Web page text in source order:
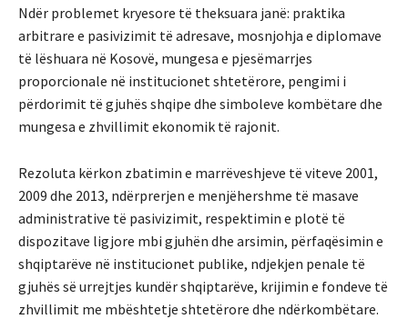
Ndër problemet kryesore të theksuara janë: praktika
arbitrare e pasivizimit të adresave, mosnjohja e diplomave
të lëshuara në Kosovë, mungesa e pjesëmarrjes
proporcionale në institucionet shtetërore, pengimi i
përdorimit të gjuhës shqipe dhe simboleve kombëtare dhe
mungesa e zhvillimit ekonomik të rajonit.
Rezoluta kërkon zbatimin e marrëveshjeve të viteve 2001,
2009 dhe 2013, ndërprerjen e menjëhershme të masave
administrative të pasivizimit, respektimin e plotë të
dispozitave ligjore mbi gjuhën dhe arsimin, përfaqësimin e
shqiptarëve në institucionet publike, ndjekjen penale të
gjuhës së urrejtjes kundër shqiptarëve, krijimin e fondeve të
zhvillimit me mbështetje shtetërore dhe ndërkombëtare.